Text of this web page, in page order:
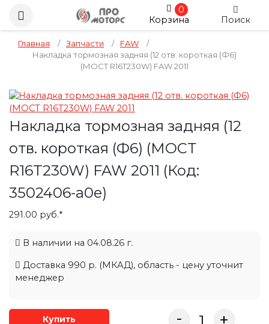
0
Корзина
Поиск
Главная / Запчасти / FAW
/
Накладка тормозная задняя (12 отв. короткая (Ф6)
(МОСТ R16T230W) FAW 2011
Накладка тормозная задняя (12
отв. короткая (Ф6) (МОСТ
R16T230W) FAW 2011 (Код:
3502406-a0e)
291.00 руб.*
В наличии на 04.08.26 г.
Доставка 990 р. (МКАД), область - цену уточнит
менеджер
Купить - +